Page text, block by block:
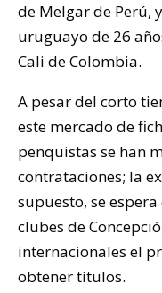
de Melgar de Perú,
uruguayo de 26
Cali de Colombia.
A pesar del corto
este mercado de
penquistas se han
contrataciones; la
supuesto, se
clubes de
internacionales el
obtener títulos.